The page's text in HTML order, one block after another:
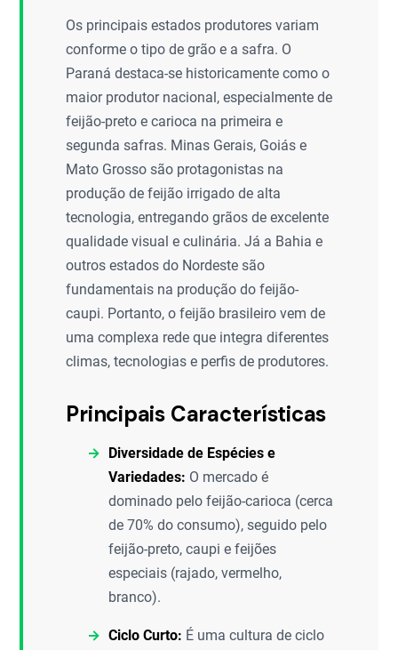
Os principais estados produtores variam
conforme o tipo de grão e a safra. O
Paraná destaca-se historicamente como o
maior produtor nacional, especialmente de
feijão-preto e carioca na primeira e
segunda safras. Minas Gerais, Goiás e
Mato Grosso são protagonistas na
produção de feijão irrigado de alta
tecnologia, entregando grãos de excelente
qualidade visual e culinária. Já a Bahia e
outros estados do Nordeste são
fundamentais na produção do feijão-
caupi. Portanto, o feijão brasileiro vem de
uma complexa rede que integra diferentes
climas, tecnologias e perfis de produtores.
Principais Características
Diversidade de Espécies e
Variedades: O mercado é
dominado pelo feijão-carioca (cerca
de 70% do consumo), seguido pelo
feijão-preto, caupi e feijões
especiais (rajado, vermelho,
branco).
Ciclo Curto: É uma cultura de ciclo